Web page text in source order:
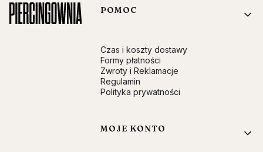
Linki w stopce
POMOC
Czas i koszty dostawy
Formy płatności
Zwroty i Reklamacje
Regulamin
Polityka prywatności
MOJE KONTO